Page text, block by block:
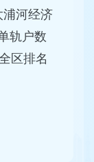
浦河经济
轨户数
区排名